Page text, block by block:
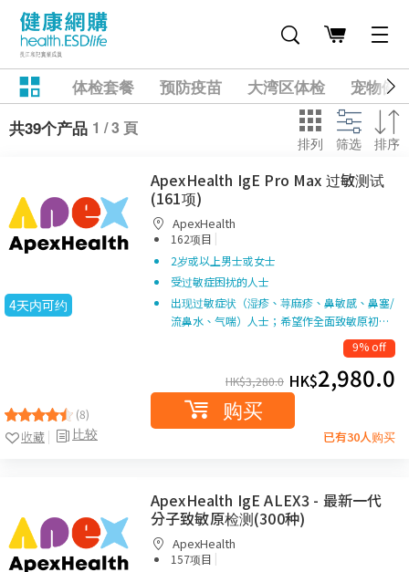
体检套餐 预防疫苗 大湾区体检
宠物健
共39个产品 1 / 3 頁
排列 筛选 排序
4天内可约
(8)
比较
收藏
ApexHealth IgE Pro Max 过敏测试
(161项)
ApexHealth
162项目 |
2岁或以上男士或女士
受过敏症困扰的人士
出现过敏症状（湿疹、荨麻疹、鼻敏感、鼻塞/
流鼻水、气喘）人士；希望作全面致敏原初…
9% off
HK$3,280.0 HK$2,980.0
购买
已有30人购买
ApexHealth IgE ALEX3 - 最新一代
分子致敏原检测(300种)
ApexHealth
157项目 |